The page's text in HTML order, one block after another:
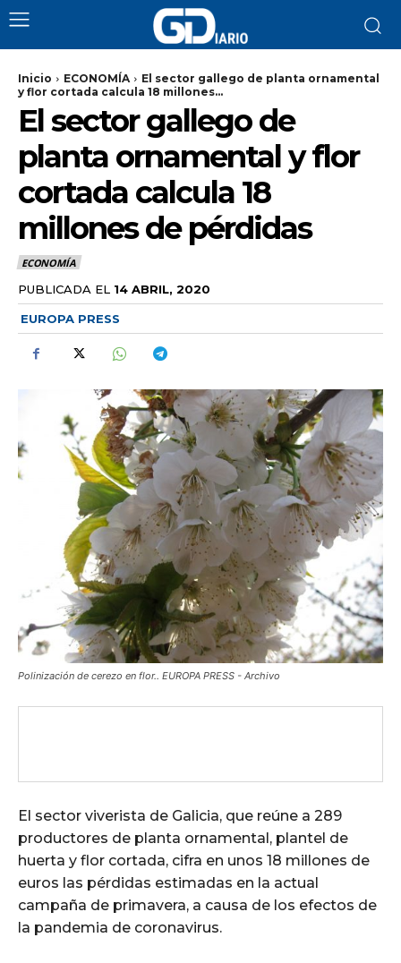
Inicio ECONOMÍA
El sector gallego de planta ornamental
y flor cortada calcula 18 millones...
El sector gallego de
planta ornamental y flor
cortada calcula 18
millones de pérdidas
ECONOMÍA
PUBLICADA EL 14 ABRIL, 2020
EUROPA PRESS
Polinización de cerezo en flor.. EUROPA PRESS - Archivo
El sector viverista de Galicia, que reúne a 289
productores de planta ornamental, plantel de
huerta y flor cortada, cifra en unos 18 millones de
euros las pérdidas estimadas en la actual
campaña de primavera, a causa de los efectos de
la pandemia de coronavirus.